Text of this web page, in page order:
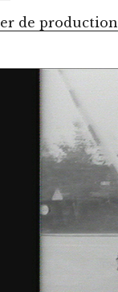
de production